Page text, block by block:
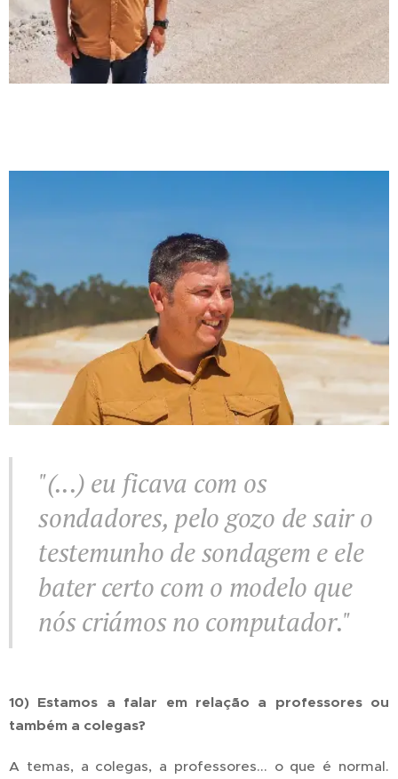
"(...) eu ficava com os
sondadores, pelo gozo de sair o
testemunho desondagem e ele
bater certo com o modelo que
nós criámos no computador."
10) Estamos a falar em relação a professores ou
também a colegas?
A temas, a colegas, a professores... o que é normal.